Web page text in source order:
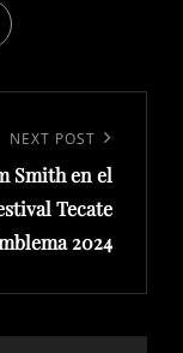
NEXT POST
Smith en el
Tecate
2024